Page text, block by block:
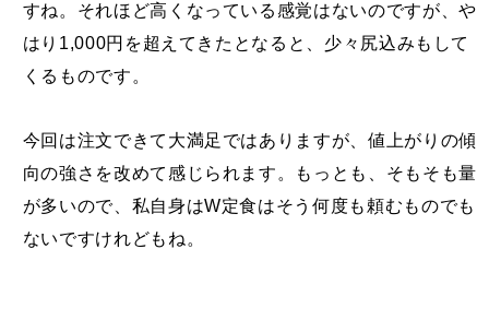
すね。それほど高くなっている感覚はないのですが、や
はり1,000円を超えてきたとなると、少々尻込みもして
くるものです。
今回は注文できて大満足ではありますが、値上がりの傾
向の強さを改めて感じられます。もっとも、そもそも量
が多いので、私自身はW定食はそう何度も頼むものでも
ないですけれどもね。